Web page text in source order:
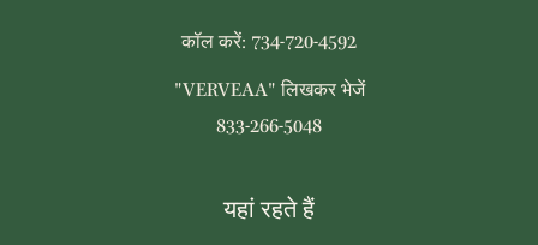
कॉल करें: 734-720-4592
"VERVEAA" लिखकर भेजें
833-266-5048
यहां रहते हैं